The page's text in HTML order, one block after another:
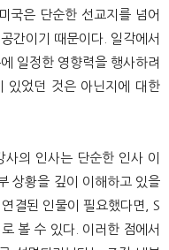
국은 단순한 선교지를 넘어
간이기 때문이다. 일각에서
일정한 영향력을 행사하려
있었던 것은 아닌지에 대한
의 인사는 단순한 인사 이
상황을 깊이 이해하고 있을
결된 인물이 필요했다면, S
볼 수 있다. 이러한 점에서